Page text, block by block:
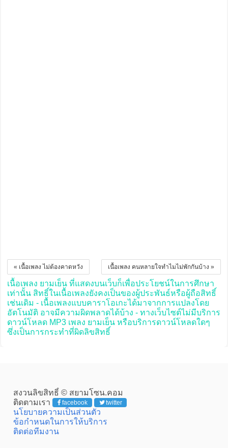
เนื้อเพลง คนหลายใจทำไมไม่พักกันบ้าง »
« เนื้อเพลง ไม่ต้องคาดหวัง
เนื้อเพลง ยามเย็น ที่แสดงบนเว็บก็เพื่อประโยชน์ในการศึกษา
เท่านั้น สิทธิ์ในเนื้อเพลงยังคงเป็นของผู้ประพันธ์หรือผู้ถือสิทธิ์
เช่นเดิม - เนื้อเพลงแบบคาราโอเกะได้มาจากการแปลงโดย
อัตโนมัติ อาจมีความผิดพลาดได้บ้าง - ทางเว็บไซต์ไม่มีบริการ
ดาวน์โหลด MP3 เพลง ยามเย็น หรือบริการดาวน์โหลดใดๆ
ซึ่งเป็นการกระทำที่ผิดลิขสิทธิ์
สงวนลิขสิทธิ์ © สยามโซน.คอม
ติดตามเรา
facebook twitter
นโยบายความเป็นส่วนตัว
ข้อกำหนดในการให้บริการ
ติดต่อทีมงาน